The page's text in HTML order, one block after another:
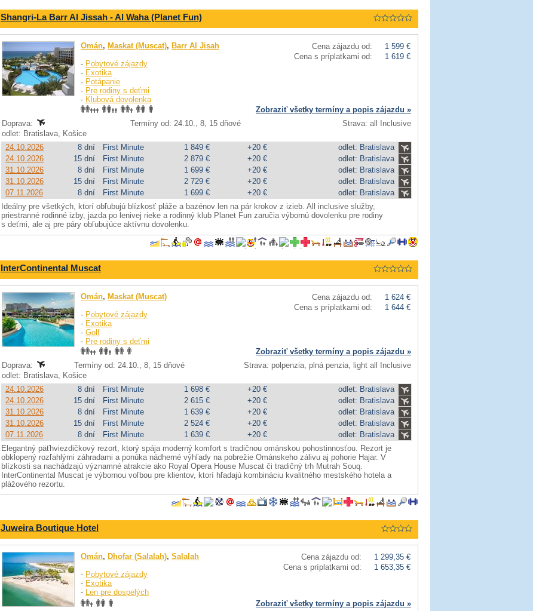
Shangri-La Barr Al Jissah - Al Waha (Planet Fun)
Cena zájazdu od:
1 599 €
Cena s príplatkami od:
1 619 €
Omán, Maskat (Muscat), Barr Al Jisah
- Pobytové zájazdy
- Exotika
- Potápanie
- Pre rodiny s deťmi
- Klubová dovolenka
Zobraziť všetky termíny a popis zájazdu »
Doprava:
Termíny od: 24.10., 8, 15 dňové
Strava: all Inclusive
odlet: Bratislava, Košice
24.10.2026
8 dní First Minute 1 849 € +20 €
odlet: Bratislava
24.10.2026
15 dní First Minute 2 879 € +20 €
odlet: Bratislava
31.10.2026
8 dní First Minute 1 699 € +20 €
odlet: Bratislava
31.10.2026
15 dní First Minute 2 729 € +20 €
odlet: Bratislava
07.11.2026
8 dní First Minute 1 699 € +20 €
odlet: Bratislava
Ideálny pre všetkých, ktorí obľubujú blízkosť pláže a bazénov len na pár krokov z izieb. All inclusive služby,
priestranné rodinné izby, jazda po lenivej rieke a rodinný klub Planet Fun zaručia výbornú dovolenku pre rodiny
s deťmi, ale aj pre páry obľubujúce aktívnu dovolenku.
InterContinental Muscat
Cena zájazdu od:
1 624 €
Cena s príplatkami od:
1 644 €
Omán, Maskat (Muscat)
- Pobytové zájazdy
- Exotika
- Golf
- Pre rodiny s deťmi
Zobraziť všetky termíny a popis zájazdu »
Doprava:
Termíny od: 24.10., 8, 15 dňové
Strava: polpenzia, plná penzia, light all Inclusive
odlet: Bratislava, Košice
24.10.2026
8 dní First Minute 1 698 € +20 €
odlet: Bratislava
24.10.2026
15 dní First Minute 2 615 € +20 €
odlet: Bratislava
31.10.2026
8 dní First Minute 1 639 € +20 €
odlet: Bratislava
31.10.2026
15 dní First Minute 2 524 € +20 €
odlet: Bratislava
07.11.2026
8 dní First Minute 1 639 € +20 €
odlet: Bratislava
Elegantný päťhviezdičkový rezort, ktorý spája moderný komfort s tradičnou ománskou pohostinnosťou. Rezort je
obklopený rozľahlými záhradami a ponúka nádherné výhľady na pobrežie Ománskeho zálivu aj pohorie Hajar. V
blízkosti sa nachádzajú významné atrakcie ako Royal Opera House Muscat či tradičný trh Mutrah Souq.
InterContinental Muscat je výbornou voľbou pre klientov, ktorí hľadajú kombináciu kvalitného mestského hotela a
plážového rezortu.
Juweira Boutique Hotel
Cena zájazdu od:
1 299,35 €
Cena s príplatkami od:
1 653,35 €
Omán, Dhofar (Salalah), Salalah
- Pobytové zájazdy
- Exotika
- Len pre dospelých
Zobraziť všetky termíny a popis zájazdu »